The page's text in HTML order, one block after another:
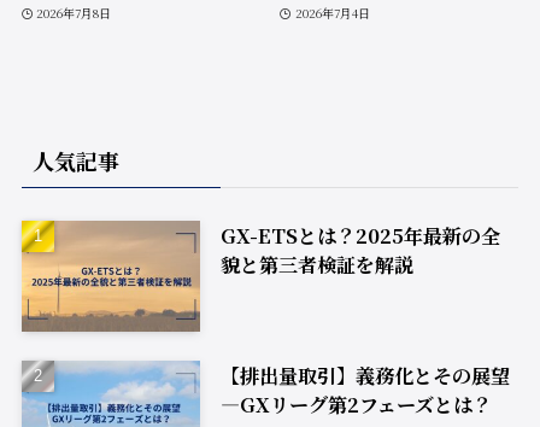
2026年7月8日 2026年7月4日
人気記事
GX-ETSとは？2025年最新の全
貌と第三者検証を解説
【排出量取引】義務化とその展望
―GXリーグ第2フェーズとは？